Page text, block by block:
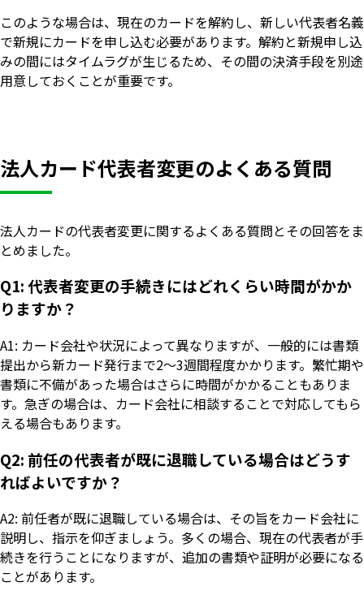
このような場合は、現在のカードを解約し、新しい代表者名義
で新規にカードを申し込む必要があります。解約と新規申し込
みの間にはタイムラグが生じるため、その間の決済手段を別途
用意しておくことが重要です。
法人カード代表者変更のよくある質問
法人カードの代表者変更に関するよくある質問とその回答をま
とめました。
Q1: 代表者変更の手続きにはどれくらい時間がかか
りますか？
A1: カード会社や状況によって異なりますが、一般的には書類
提出から新カード発行まで2〜3週間程度かかります。繁忙期や
書類に不備があった場合はさらに時間がかかることもありま
す。急ぎの場合は、カード会社に相談することで対応してもら
える場合もあります。
Q2: 前任の代表者が既に退職している場合はどうす
ればよいですか？
A2: 前任者が既に退職している場合は、その旨をカード会社に
説明し、指示を仰ぎましょう。多くの場合、現在の代表者が手
続きを行うことになりますが、追加の書類や証明が必要になる
ことがあります。